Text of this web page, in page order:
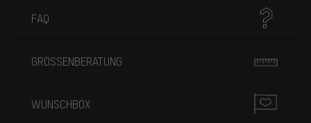
FAQ
GRÖSSENBERATUNG
WUNSCHBOX